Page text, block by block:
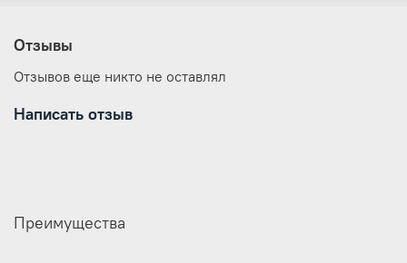
Отзывы
Отзывов еще никто не оставлял
Написать отзыв
Преимущества